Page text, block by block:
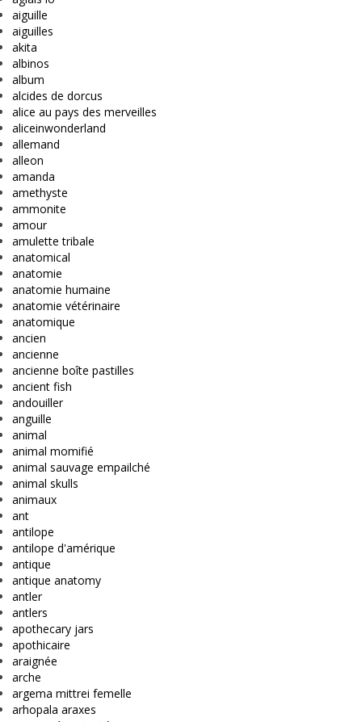
aiguille
aiguilles
akita
albinos
album
alcides de dorcus
alice au pays des merveilles
aliceinwonderland
allemand
alleon
amanda
amethyste
ammonite
amour
amulette tribale
anatomical
anatomie
anatomie humaine
anatomie vétérinaire
anatomique
ancien
ancienne
ancienne boîte pastilles
ancient fish
andouiller
anguille
animal
animal momifié
animal sauvage empailché
animal skulls
animaux
ant
antilope
antilope d'amérique
antique
antique anatomy
antler
antlers
apothecary jars
apothicaire
araignée
arche
argema mittrei femelle
arhopala araxes